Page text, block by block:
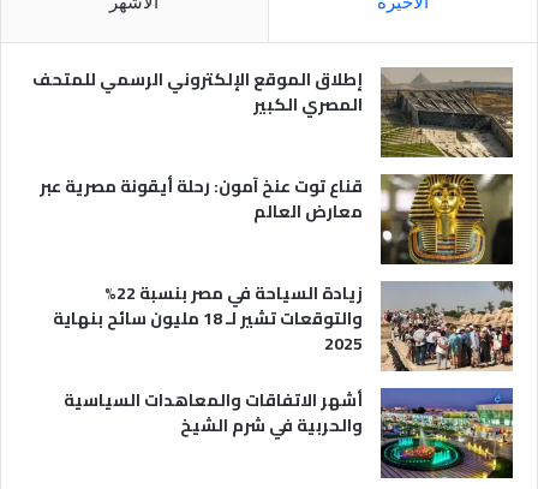
ر
ة
و
إطلاق الموقع الإلكتروني الرسمي للمتحف
المصري الكبير
قناع توت عنخ آمون: رحلة أيقونة مصرية عبر
معارض العالم
زيادة السياحة في مصر بنسبة 22%
والتوقعات تشير لـ 18 مليون سائح بنهاية
2025
أشهر الاتفاقات والمعاهدات السياسية
والحربية في شرم الشيخ